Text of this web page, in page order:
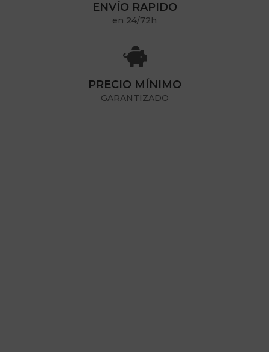
ENVÍO RAPIDO
en 24/72h

PRECIO MÍNIMO
GARANTIZADO